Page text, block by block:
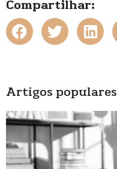
Compartilhar:
Artigos populares